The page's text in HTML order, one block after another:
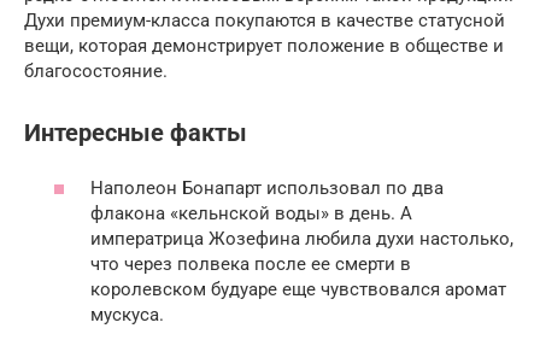
Духи премиум-класса покупаются в качестве статусной
вещи, которая демонстрирует положение в обществе и
благосостояние.
Интересные факты
Наполеон Бонапарт использовал по два
флакона «кельнской воды» в день. А
императрица Жозефина любила духи настолько,
что через полвека после ее смерти в
королевском будуаре еще чувствовался аромат
мускуса.